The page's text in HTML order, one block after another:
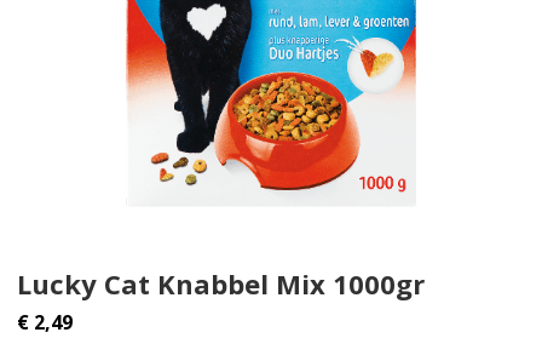
Lucky Cat Knabbel Mix 1000gr
€ 2,49